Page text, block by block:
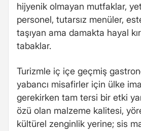
hijyenik olmayan mutfaklar,
personel, tutarsız menüler,
taşıyan ama damakta hayal
tabaklar.
Turizmle iç içe geçmiş
yabancı misafirler için ülke
gerekirken tam tersi bir etki
özü olan malzeme kalitesi,
kültürel zenginlik yerine; sis